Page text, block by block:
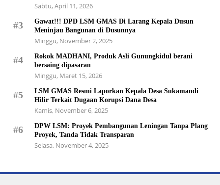
Sabtu, April 11, 2026
#3
Gawat!!! DPD LSM GMAS Di Larang Kepala Dusun
Meninjau Bangunan di Dusunnya
Minggu, November 2, 2025
#4
Rokok MADHANI, Produk Asli Gunungkidul berani
bersaing dipasaran
Minggu, Maret 15, 2026
#5
LSM GMAS Resmi Laporkan Kepala Desa Sukamandi
Hilir Terkait Dugaan Korupsi Dana Desa
Kamis, November 6, 2025
#6
DPW LSM: Proyek Pembangunan Leningan Tanpa Plang
Proyek, Tanda Tidak Transparan
Selasa, November 4, 2025